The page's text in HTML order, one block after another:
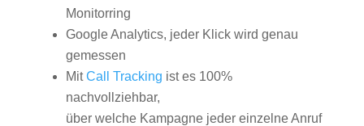
Monitorring
Google Analytics, jeder Klick wird genau
gemessen
MitCall Tracking ist es 100%
nachvollziehbar,
über welche Kampagne jeder einzelne Anruf